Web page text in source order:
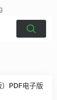
PDF电子版